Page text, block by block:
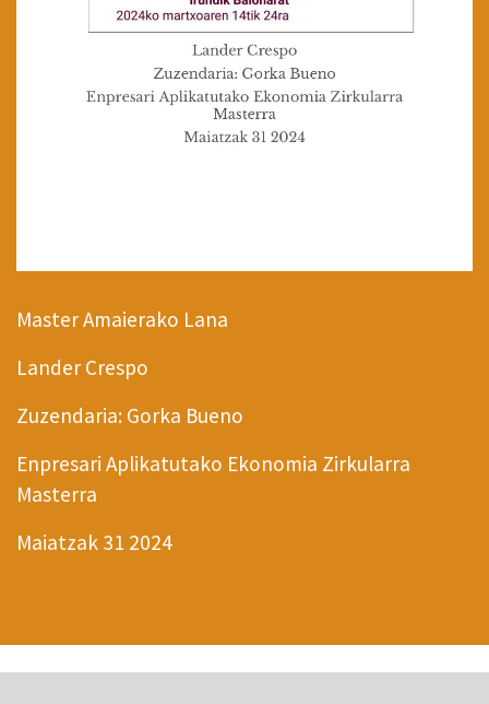
Master Amaierako Lana
Lander Crespo
Zuzendaria: Gorka Bueno
Enpresari Aplikatutako Ekonomia Zirkularra
Masterra
Maiatzak 31 2024